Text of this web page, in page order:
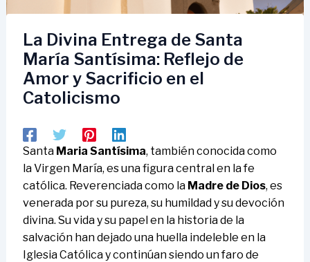
La Divina Entrega de Santa
María Santísima: Reflejo de
Amor y Sacrificio en el
Catolicismo
Santa Maria Santísima, también conocida como
la Virgen María, es una figura central en la fe
católica. Reverenciada como la Madre de Dios, es
venerada por su pureza, su humildad y su devoción
divina. Su vida y su papel en la historia de la
salvación han dejado una huella indeleble en la
Iglesia Católica y continúan siendo un faro de